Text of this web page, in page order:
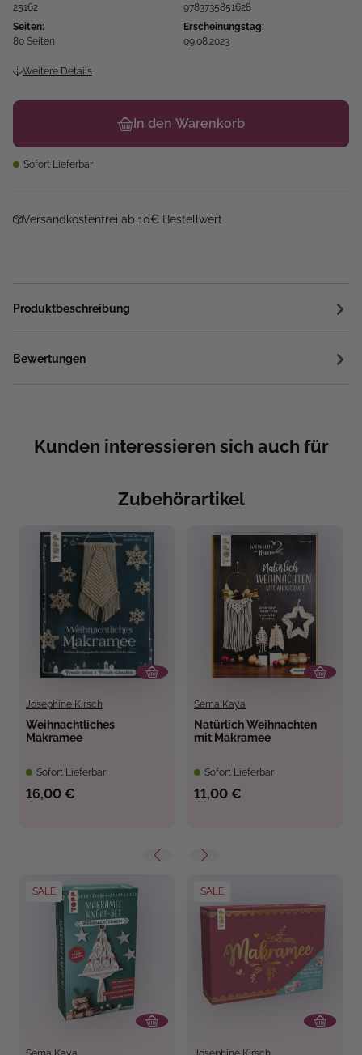
25162
9783735851628
Seiten:
80 Seiten
Erscheinungstag:
09.08.2023
Weitere Details
In den Warenkorb
Sofort Lieferbar
Versandkostenfrei ab 10€ Bestellwert
Produktbeschreibung
Bewertungen
Kunden interessieren sich auch für
Zubehörartikel
Josephine Kirsch
Weihnachtliches
Makramee
Sofort Lieferbar
16,00 €
Sema Kaya
Natürlich Weihnachten
mit Makramee
Sofort Lieferbar
11,00 €
SALE SALE